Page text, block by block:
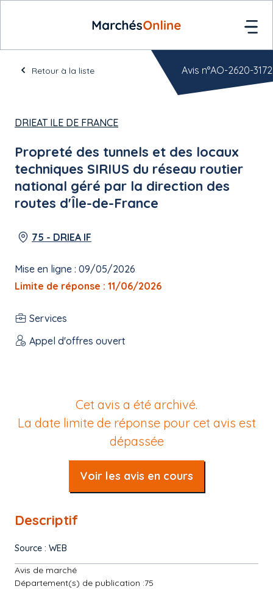
Retour à la liste
DRIEAT ILE DE FRANCE
Propreté des tunnels et des locaux
techniques SIRIUS du réseau routier
national géré par la direction des
routes d'Île-de-France
75 - DRIEA IF
Mise en ligne : 09/05/2026
Limite de réponse : 11/06/2026
Services
Appel d'offres ouvert
Avis n°AO-2620-3172
Cet avis a été archivé.
La date limite de réponse pour cet avis est
dépassée
Voir les avis en cours
Descriptif
Source : WEB
Avis de marché
Département(s) de publication :75